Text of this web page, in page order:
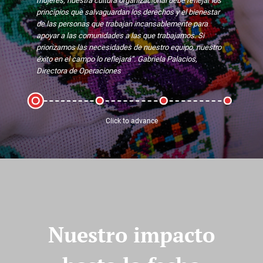
principios que salvaguardan los derechos y el bienestar
de las personas que trabajan incansablemente para
apoyar a las comunidades a las que trabajamos. Si
priorizamos las necesidades de nuestro equipo, nuestro
éxito en el campo lo reflejará”. Gabriela Palacios,
Directora de Operaciones
Lidia Ajbal es de Chuatzité, Tecpan, una comunidad en la
Lidia se destacó en su función desde el
principio y participó con entusiasmo en las
La trayectoria de Lidia ejemplifica el crecimiento interno
Click to advance
Nuestro impacto